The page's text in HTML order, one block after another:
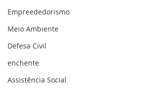
Empreededorismo
Meio Ambiente
Defesa Civil
enchente
Assistência Social